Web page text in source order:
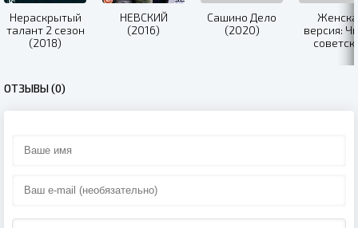
Нераскрытый
талант 2 сезон
(2018)
НЕВСКИЙ
(2016)
Сашино Дело
(2020)
версия:
(2019)
ОТЗЫВЫ (0)